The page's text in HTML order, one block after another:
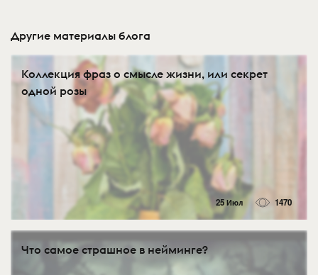
Другие материалы блога
Коллекция фраз о смысле жизни, или секрет
одной розы
25 Июл 1470
Что самое страшное в нейминге?